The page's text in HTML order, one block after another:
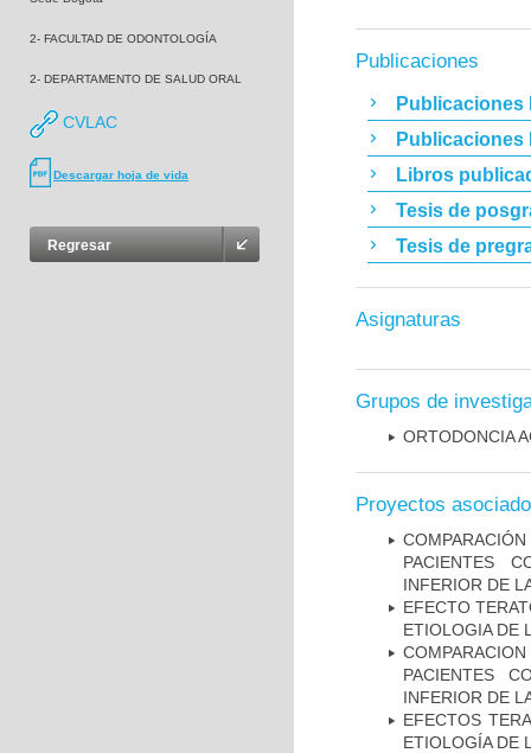
2- FACULTAD DE ODONTOLOGÍA
2- DEPARTAMENTO DE SALUD ORAL
CVLAC
Descargar hoja de vida
Regresar
Publicaciones
Publicaciones
Publicaciones
Libros
Tesis de
Tesis de
Asignaturas
Grupos de
ORTODONCIA
Proyectos
PACIENTES
INFERIOR DE
EFECTO
ETIOLOGIA DE
PACIENTES
INFERIOR DE
EFECTOS
ETIOLOGÍA DE